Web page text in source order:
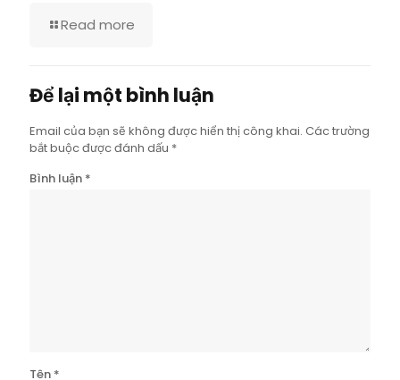
Read more
Để lại một bình luận
Email của bạn sẽ không được hiển thị công khai. Các trường
bắt buộc được đánh dấu *
Bình luận *
Tên *